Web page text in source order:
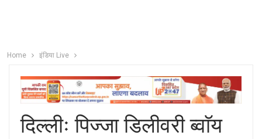
Home इंडिया Live
दिल्लीः पिज्जा डिलीवरी ब्वाॅय